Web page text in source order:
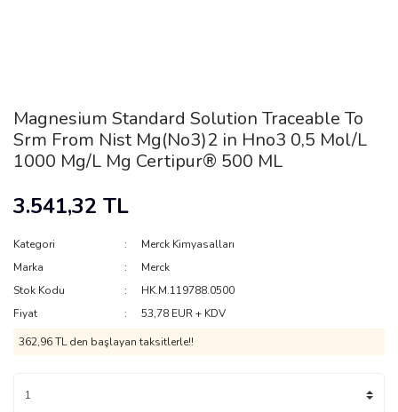
Magnesium Standard Solution Traceable To
Srm From Nist Mg(No3)2 in Hno3 0,5 Mol/L
1000 Mg/L Mg Certipur® 500 ML
3.541,32 TL
Kategori
Merck Kimyasalları
Marka
Merck
Stok Kodu
HK.M.119788.0500
Fiyat
53,78 EUR + KDV
362,96 TL den başlayan taksitlerle!!